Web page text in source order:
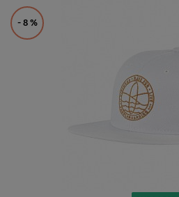
- 8 %